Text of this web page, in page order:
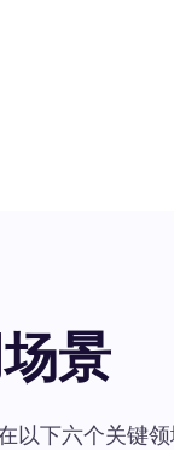
景
以下六个关键